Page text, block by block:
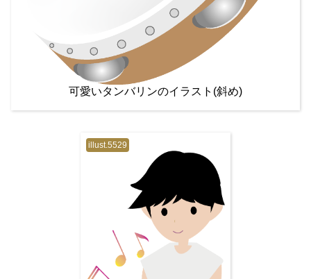
可愛いタンバリンのイラスト(斜め)
illust.5529